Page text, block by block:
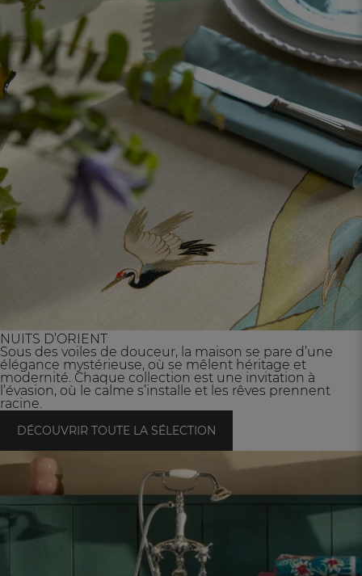
NUITS D’ORIENT
Sous des voiles de douceur, la maison se pare d’une
élégance mystérieuse, où se mêlent héritage et
modernité. Chaque collection est une invitation à
l’évasion, où le calme s’installe et les rêves prennent
racine.
DÉCOUVRIR TOUTE LA SÉLECTION